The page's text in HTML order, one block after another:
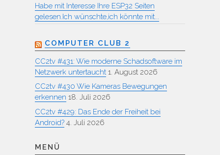
Habe mit Interesse Ihre ESP32 Seiten
gelesen.Ich wünschte,ich könnte mit...
COMPUTER CLUB 2
CC2tv #431: Wie moderne Schadsoftware im
Netzwerk untertaucht 1. August 2026
CC2tv #430 Wie Kameras Bewegungen
erkennen 18. Juli 2026
CC2tv #429: Das Ende der Freiheit bei
Android? 4. Juli 2026
MENÜ